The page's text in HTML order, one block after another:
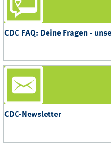
CDC FAQ: Deine Fragen -
CDC-Newsletter